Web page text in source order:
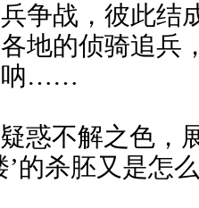
争战，彼此结
地的侦骑追兵
呐……
惑不解之色，
’的杀胚又是怎